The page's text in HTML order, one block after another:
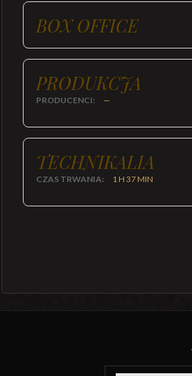
BOX OFFICE
PRODUKCJA
PRODUCENCI: —
TECHNIKALIA
CZAS TRWANIA: 1 H 37 MIN